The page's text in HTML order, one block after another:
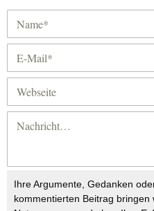
Ihre Argumente, Gedanken
kommentierten Beitrag